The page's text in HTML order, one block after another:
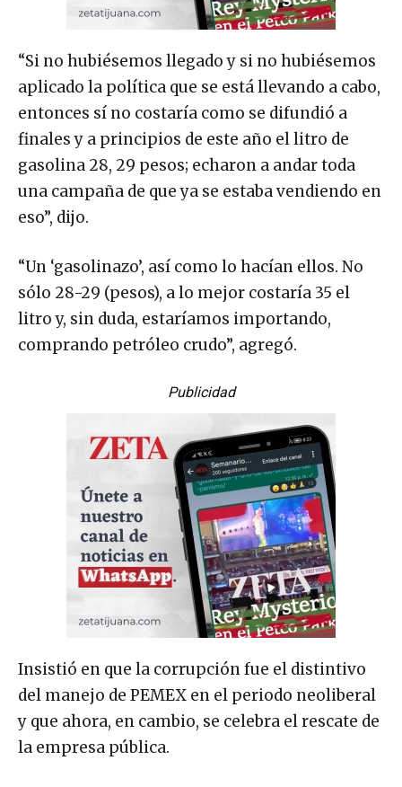
“Si no hubiésemos llegado y si no hubiésemos
aplicado la política que se está llevando a cabo,
entonces sí no costaría como se difundió a
finales y a principios de este año el litro de
gasolina 28, 29 pesos; echaron a andar toda
una campaña de que ya se estaba vendiendo en
eso”, dijo.
“Un ‘gasolinazo’, así como lo hacían ellos. No
sólo 28-29 (pesos), a lo mejor costaría 35 el
litro y, sin duda, estaríamos importando,
comprando petróleo crudo”, agregó.
Publicidad
Insistió en que la corrupción fue el distintivo
del manejo de PEMEX en el periodo neoliberal
y que ahora, en cambio, se celebra el rescate de
la empresa pública.